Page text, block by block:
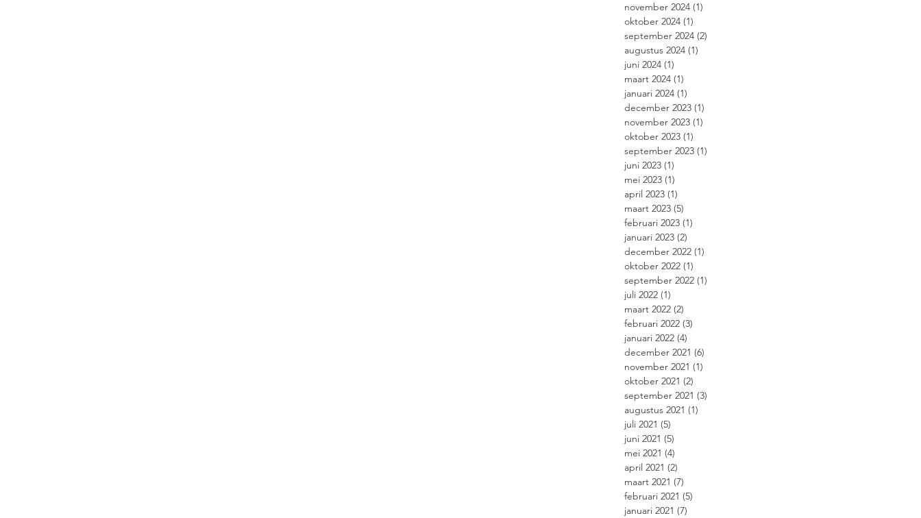
november 2024 (1)
oktober 2024 (1)
september 2024 (2)
augustus 2024 (1)
juni 2024 (1)
maart 2024 (1)
januari 2024 (1)
december 2023 (1)
november 2023 (1)
oktober 2023 (1)
september 2023 (1)
juni 2023 (1)
mei 2023 (1)
april 2023 (1)
maart 2023 (5)
februari 2023 (1)
januari 2023 (2)
december 2022 (1)
oktober 2022 (1)
september 2022 (1)
juli 2022 (1)
maart 2022 (2)
februari 2022 (3)
januari 2022 (4)
december 2021 (6)
november 2021 (1)
oktober 2021 (2)
september 2021 (3)
augustus 2021 (1)
juli 2021 (5)
juni 2021 (5)
mei 2021 (4)
april 2021 (2)
maart 2021 (7)
februari 2021 (5)
januari 2021 (7)